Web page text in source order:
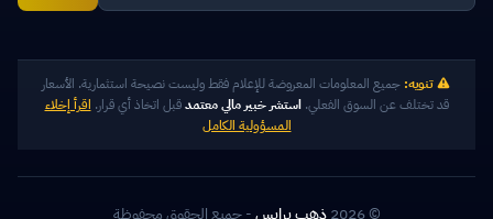
تنويه: جميع المعلومات المعروضة للإعلام فقط وليست نصيحة استثمارية. الأسعار
قد تختلف عن السوق الفعلي.استشر خبير مالي معتمدقبل اتخاذ أي قرار. اقرأ إخلاء
المسؤولية الكامل
© 2026 ذهب برايس- جميع الحقوق محفوظة